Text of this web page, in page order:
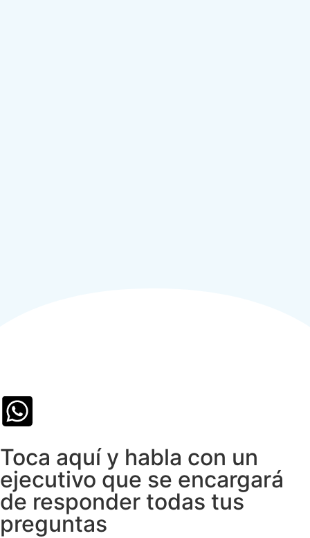
Toca aquí y habla con un
ejecutivo que se encargará
de responder todas tus
preguntas